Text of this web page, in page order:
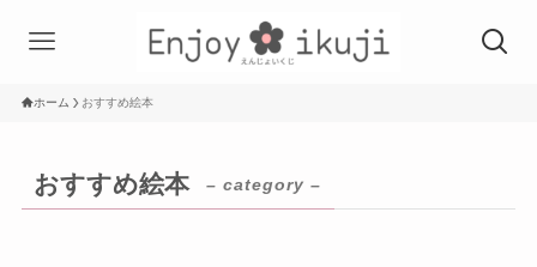
ホーム おすすめ絵本
おすすめ絵本 – category –